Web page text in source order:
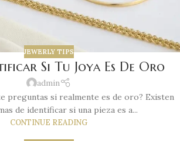
JEWERLY TIPS
Si Tu Joya Es De Oro
admin
preguntas si realmente es de oro? Existen
de identificar si una pieza es a...
CONTINUE READING